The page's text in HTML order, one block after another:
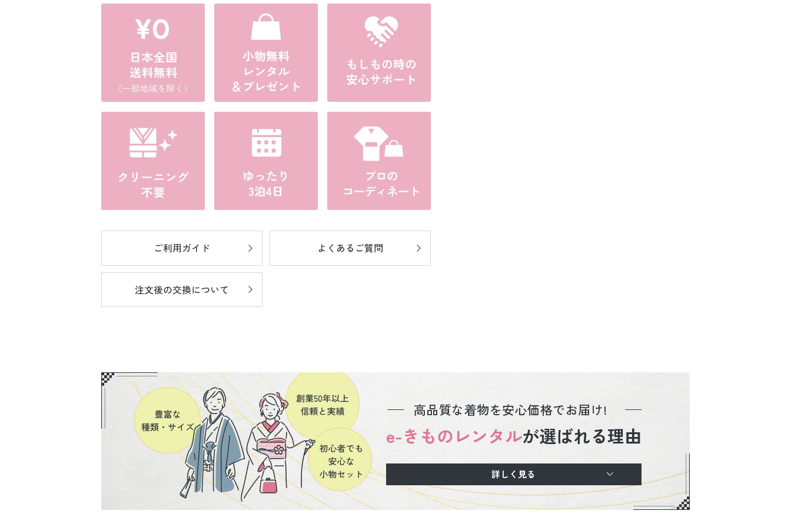
ご利用ガイド よくあるご質問
注文後の交換について
高品質な着物を安心価格でお届け!
e-きものレンタルが選ばれる理由
詳しく見る